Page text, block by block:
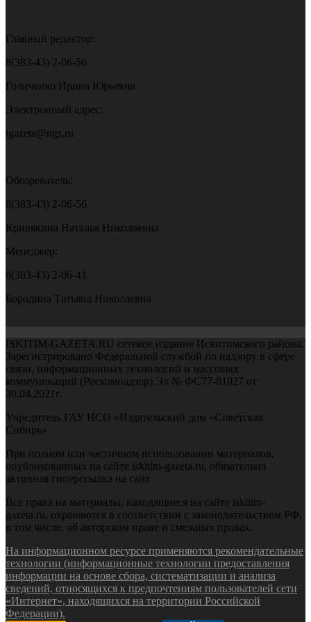
Главный редактор:
8(383-43) 2-06-56
Голиченко Ирина Юрьевна
Электронный адрес:
igazeta@ngs.ru
Обозреватель:
8(383-43) 2-06-56
Кривякина Наталья Николаевна
Менеджер:
8(383-43) 2-06-41
Бородина Татьяна Николаевна
ISKITIM-GAZETA.RU сетевое издание Искитимского района.
Зарегистрировано Федеральной службой по надзору в сфере
связи, информационных технологий и массовых
коммуникаций (Роскомнадзор) Эл № ФС77-81027 от
30.04.2021г.
Учредитель ГАУ НСО «Издательский дом «Советская
Сибирь»
При полном или частичном использовании материалов,
опубликованных на сайте iskitim-gazeta.ru, обязательна
активная гиперссылка на сайт
Все права на материалы, находящиеся на сайте iskitim-
gazeta.ru, охраняются в соответствии с законодательством РФ,
в том числе, об авторском праве и смежных правах.
На информационном ресурсе применяются рекомендательные
технологии (информационные технологии предоставления
информации на основе сбора, систематизации и анализа
сведений, относящихся к предпочтениям пользователей сети
«Интернет», находящихся на территории Российской
Федерации).